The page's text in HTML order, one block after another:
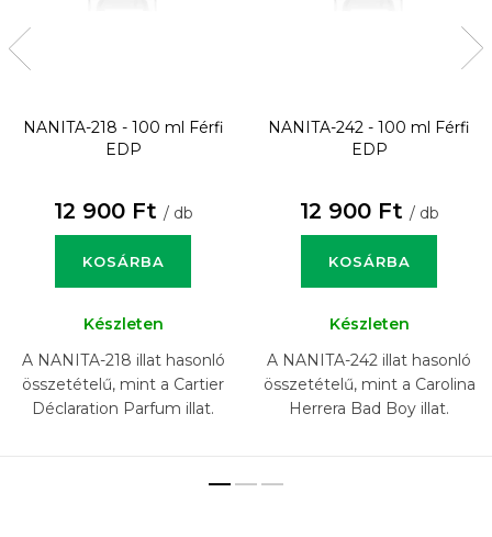
NANITA-218 - 100 ml
Férfi
EDP
12 900 Ft / db
KOSÁRBA
Készleten
A NANITA-218 illat hasonló
összetételű, mint a Cartier
Déclaration Parfum illat.
NANITA-242 - 100 ml
Férfi
EDP
12 900 Ft / db
KOSÁRBA
Készleten
A NANITA-242 illat hasonló
összetételű, mint a Carolina
Herrera Bad Boy illat.